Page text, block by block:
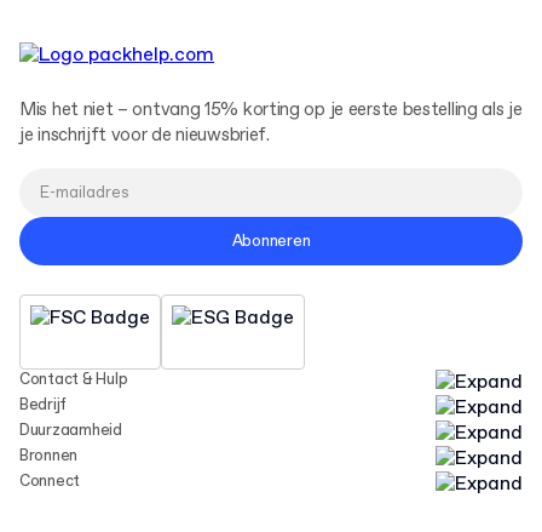
Contact & Hulp
Bedrijf
Duurzaamheid
Bronnen
Connect
Mis het niet – ontvang 15% korting op je eerste bestelling als je
je inschrijft voor de nieuwsbrief.
Abonneren